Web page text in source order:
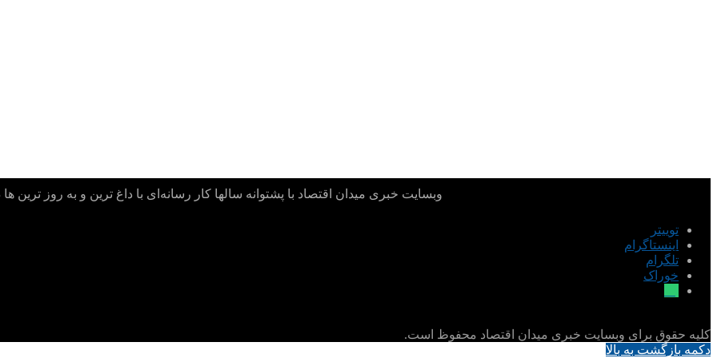
وبسایت خبری میدان اقتصاد با پشتوانه سالها کار رسانه‌ای با داغ ترین و به روز ترین
توییتر
اینستاگرام
تلگرام
خوراک
کلیه حقوق برای وبسایت خبری میدان اقتصاد محفوظ است.
دکمه بازگشت به بالا